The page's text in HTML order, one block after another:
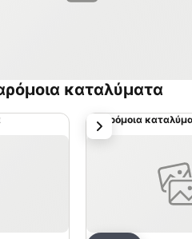
καταλύματα
Παρόμοια
επόμενο